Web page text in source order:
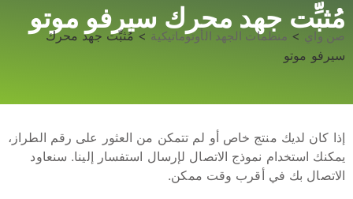
مُثبِّت جهد محرك سيرفو موتو
صن واي > منظمات الجهد الأوتوماتيكية >مُثبِّت جهد محرك
سيرفو موتو
إذا كان لديك منتج خاص أو لم تتمكن من العثور على رقم الطراز،
يمكنك استخدام نموذج الاتصال لإرسال استفسار إلينا. سنعاود
الاتصال بك في أقرب وقت ممكن.